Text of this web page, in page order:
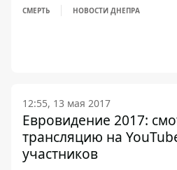
СМЕРТЬ НОВОСТИ ДНЕПРА
12:55, 13 мая 2017
Евровидение 2017:
трансляцию на
участников